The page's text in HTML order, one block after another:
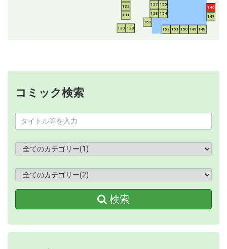
127
128
129
130
131
132
146
147
148
149
150
151
152
153
154
155
コミック検索
検索